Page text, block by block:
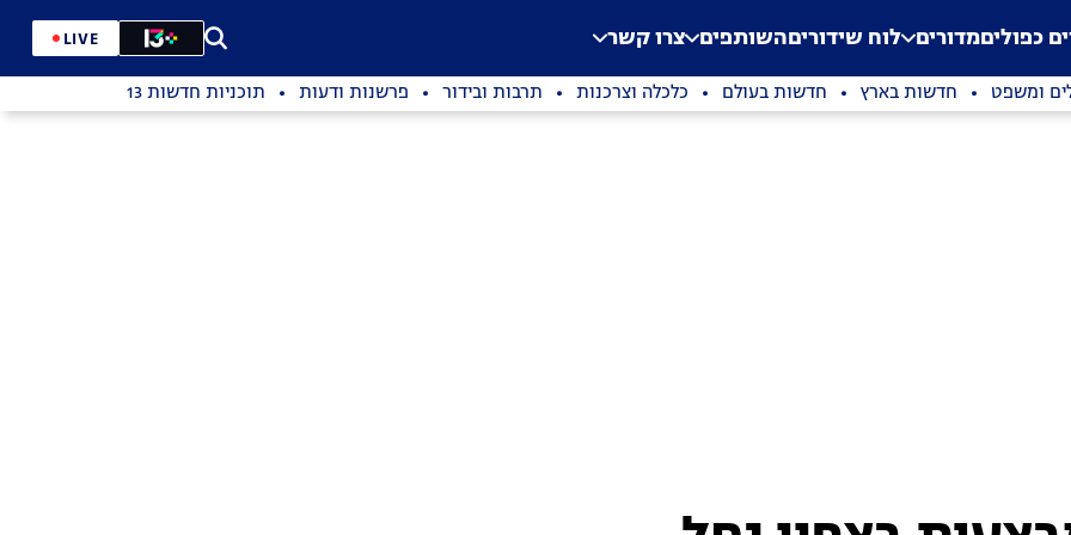
Application error: a
. כפוליםמדורים לוח שידוריםהשותפים צרו קשר LIVE
ומשפט חדשות בארץ חדשות בעולם כלכלה וצרכנות תרבות ובידור פרשנות ודעות תוכניות חדשות 13